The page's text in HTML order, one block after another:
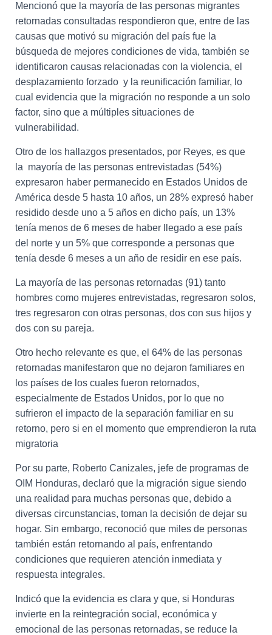
Mencionó que la mayoría de las personas migrantes
retornadas consultadas respondieron que, entre de las
causas que motivó su migración del país fue la
búsqueda de mejores condiciones de vida, también se
identificaron causas relacionadas con la violencia, el
desplazamiento forzado y la reunificación familiar, lo
cual evidencia que la migración no responde a un solo
factor, sino que a múltiples situaciones de
vulnerabilidad.
Otro de los hallazgos presentados, por Reyes, es que
la mayoría de las personas entrevistadas (54%)
expresaron haber permanecido en Estados Unidos de
América desde 5 hasta 10 años, un 28% expresó haber
residido desde uno a 5 años en dicho país, un 13%
tenía menos de 6 meses de haber llegado a ese país
del norte y un 5% que corresponde a personas que
tenía desde 6 meses a un año de residir en ese país.
La mayoría de las personas retornadas (91) tanto
hombres como mujeres entrevistadas, regresaron solos,
tres regresaron con otras personas, dos con sus hijos y
dos con su pareja.
Otro hecho relevante es que, el 64% de las personas
retornadas manifestaron que no dejaron familiares en
los países de los cuales fueron retornados,
especialmente de Estados Unidos, por lo que no
sufrieron el impacto de la separación familiar en su
retorno, pero si en el momento que emprendieron la ruta
migratoria
Por su parte, Roberto Canizales, jefe de programas de
OIM Honduras, declaró que la migración sigue siendo
una realidad para muchas personas que, debido a
diversas circunstancias, toman la decisión de dejar su
hogar. Sin embargo, reconoció que miles de personas
también están retornando al país, enfrentando
condiciones que requieren atención inmediata y
respuesta integrales.
Indicó que la evidencia es clara y que, si Honduras
invierte en la reintegración social, económica y
emocional de las personas retornadas, se reduce la